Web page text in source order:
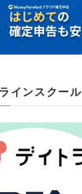
インスクール